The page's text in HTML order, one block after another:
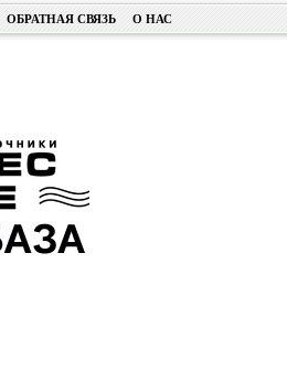
ОБРАТНАЯ СВЯЗЬ О НАС